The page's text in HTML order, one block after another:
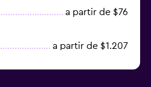
a partir de $76
a partir de $1.207